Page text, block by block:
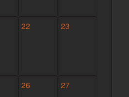
22 23
26 27